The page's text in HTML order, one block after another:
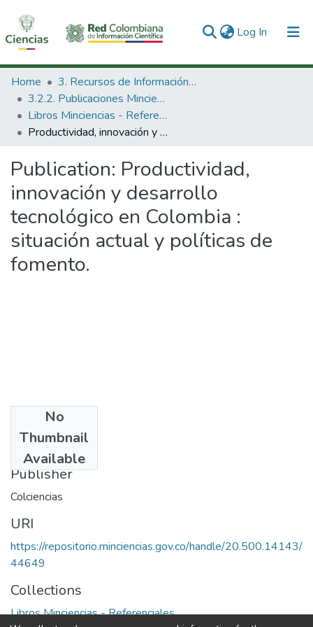
Log In (current)
Communities & Collections
All of DSpace
Statistics
Home
3. Recursos de Información Científica y Tecnológica
3.2.2. Publicaciones Minciencias
Libros Minciencias - Referenciales
Productividad, innovación y desarrollo tecnológico en Colombia : situación actual y políticas de fomento.
Publication: Productividad,
innovación y desarrollo
tecnológico en Colombia :
situación actual y políticas de
fomento.
No
Thumbnail
Available
1997
Publisher
Colciencias
URI
https://repositorio.minciencias.gov.co/handle/20.500.14143/
44649
Collections
Libros Minciencias - Referenciales